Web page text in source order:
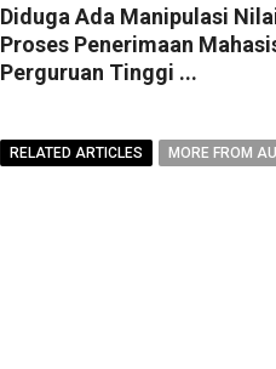
Diduga Ada Manipulasi
Proses Penerimaan
Perguruan Tinggi ...
RELATED ARTICLES MORE FROM